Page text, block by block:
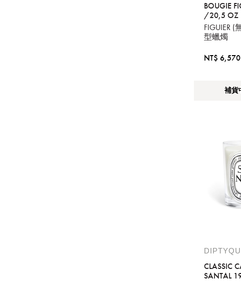
BOUGIE
/20,5 OZ
FIGUIER (
型蠟燭
NT$ 6,570
補貨
CLASSIC
SANTAL